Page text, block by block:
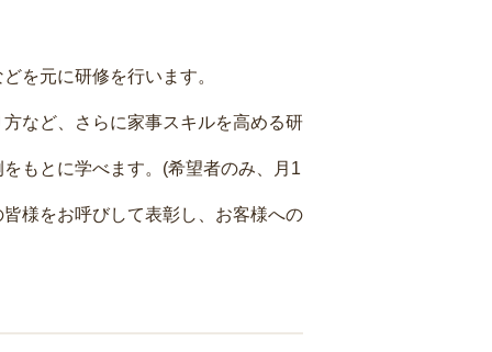
を元に研修を行います。
など、さらに家事スキルを高める研
もとに学べます。(希望者のみ、月1
様をお呼びして表彰し、お客様への